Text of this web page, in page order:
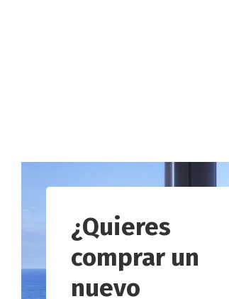
¿Quieres
comprar un
nuevo